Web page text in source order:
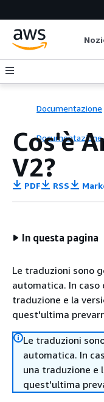
Documentazione
Documentazione
Cos'è
V2?
PDF RSS
In questa pagina
Le traduzioni sono
automatica. In
traduzione e la
quest'ultima
Le traduzioni
automatica. In
una traduzione e
quest'ultima